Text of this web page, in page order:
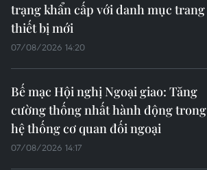
trạng khẩn cấp với danh mục trang
thiết bị mới
07/08/2026 14:20
Bế mạc Hội nghị Ngoại giao: Tăng
cường thống nhất hành động trong
hệ thống cơ quan đối ngoại
07/08/2026 14:17